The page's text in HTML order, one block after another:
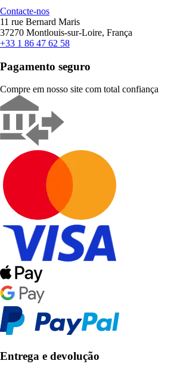
Contacte-nos
11 rue Bernard Maris
37270 Montlouis-sur-Loire, França
+33 1 86 47 62 58
Pagamento seguro
Compre em nosso site com total confiança
Entrega e devolução